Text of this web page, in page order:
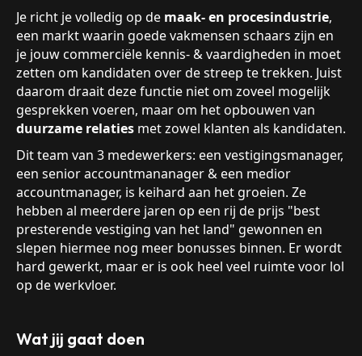
Je richt je volledig op de maak- en procesindustrie,
een markt waarin goede vakmensen schaars zijn en
je jouw commerciële kennis- & vaardigheden in moet
zetten om kandidaten over de streep te trekken. Juist
daarom draait deze functie niet om zoveel mogelijk
gesprekken voeren, maar om het opbouwen van
duurzame relaties met zowel klanten als kandidaten.
Dit team van 3 medewerkers: een vestigingsmanager,
een senior accountmananager & een medior
accountmanager, is keihard aan het groeien. Ze
hebben al meerdere jaren op een rij de prijs "best
presterende vestiging van het land" gewonnen en
slepen hiermee nog meer bonusses binnen. Er wordt
hard gewerkt, maar er is ook heel veel ruimte voor lol
op de werkvloer.
Wat jij gaat doen